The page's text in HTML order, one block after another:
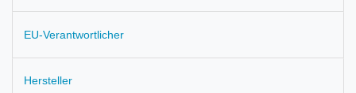
EU-Verantwortlicher
Hersteller